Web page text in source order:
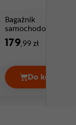
PERUZZO
Bagażnik
samochodowy
PERUZZO BDG
179,99 zł
Do koszyka